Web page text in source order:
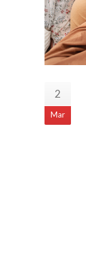
2
Mar